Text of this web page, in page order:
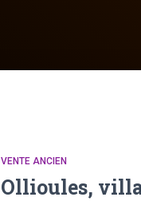
VENTE ANCIEN
Ollioules,